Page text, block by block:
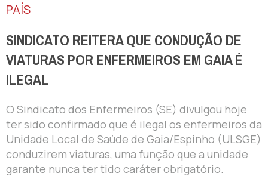
PAÍS
SINDICATO REITERA QUE CONDUÇÃO DE
VIATURAS POR ENFERMEIROS EM GAIA É
ILEGAL
O Sindicato dos Enfermeiros (SE) divulgou hoje
ter sido confirmado que é ilegal os enfermeiros da
Unidade Local de Saúde de Gaia/Espinho (ULSGE)
conduzirem viaturas, uma função que a unidade
garante nunca ter tido caráter obrigatório.